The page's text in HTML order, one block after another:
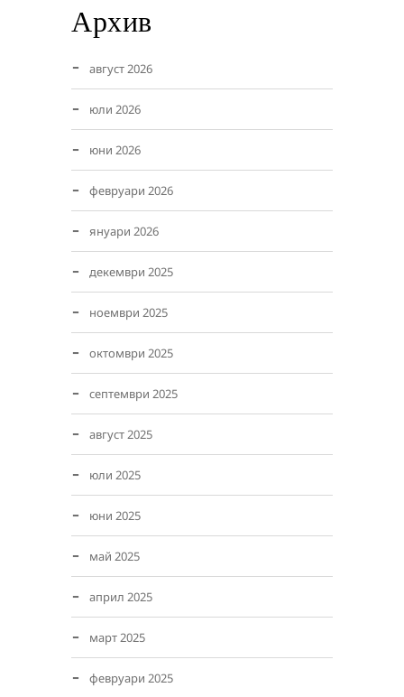
Архив
август 2026
юли 2026
юни 2026
февруари 2026
януари 2026
декември 2025
ноември 2025
октомври 2025
септември 2025
август 2025
юли 2025
юни 2025
май 2025
април 2025
март 2025
февруари 2025